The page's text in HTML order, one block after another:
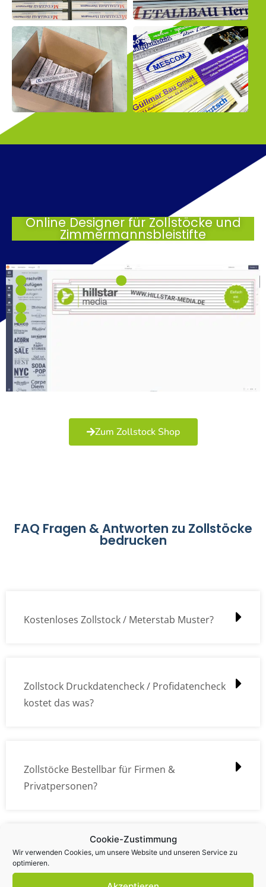
Cookie-Zustimmung
Wir verwenden Cookies, um unsere Website und unseren Service zu
optimieren.
Online Designer für Zollstöcke und
Zimmermannsbleistifte
Zum Zollstock Shop
FAQ Fragen & Antworten zu Zollstöcke
bedrucken
Kostenloses Zollstock / Meterstab Muster?
Zollstock Druckdatencheck / Profidatencheck
kostet das was?
Zollstöcke Bestellbar für Firmen &
Privatpersonen?
Wie kann ich die Daten (z.B. Logos und Texte)
übermitteln?